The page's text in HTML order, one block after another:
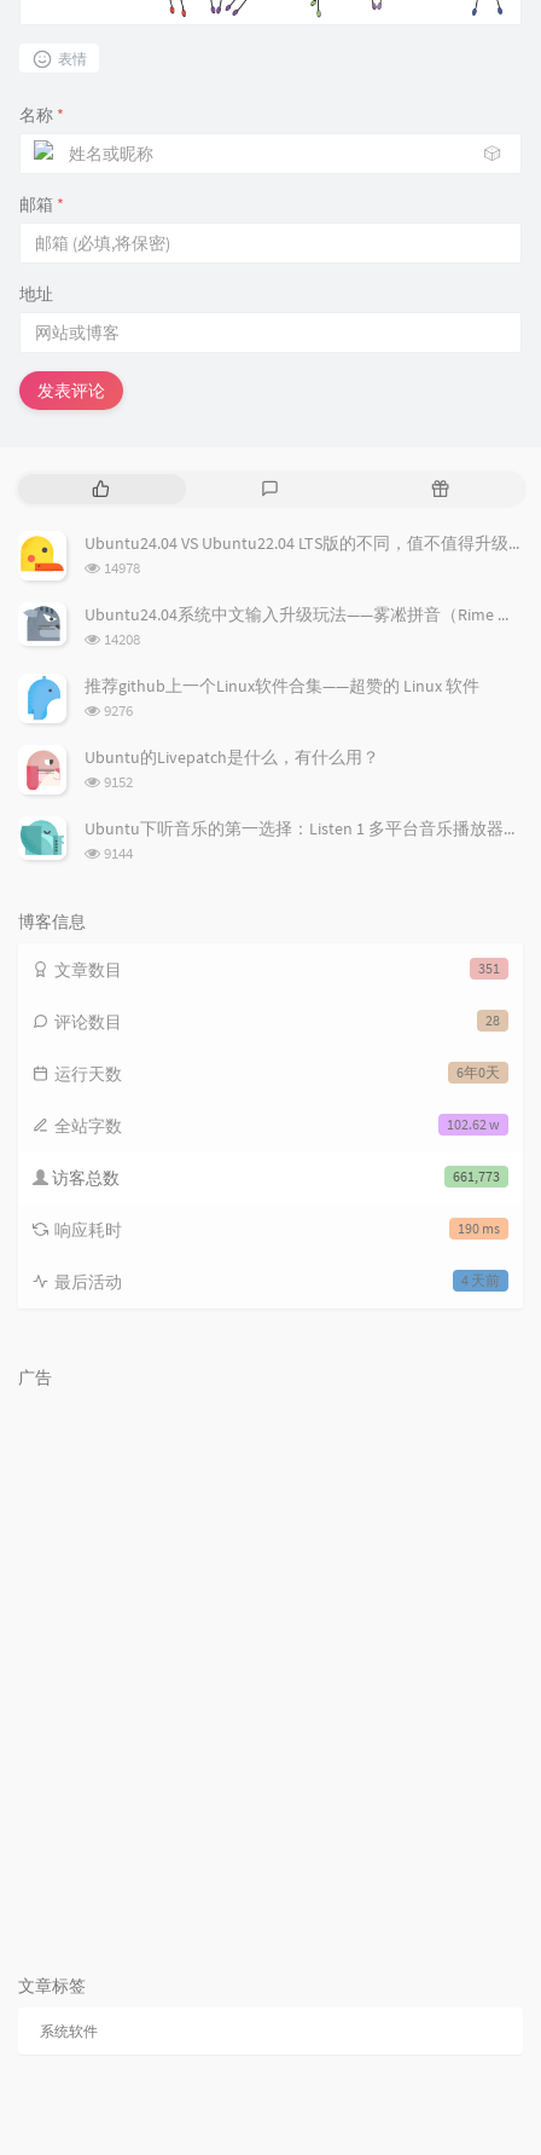
表情
名称 *
🎲
邮箱 *
地址
发表评论
热
评
随
文
章
Ubuntu24.04 VS Ubuntu22.04 LTS版的不同，值不值得升级？
浏
次
14978
Ubuntu24.04系统中文输入升级玩法——雾凇拼音（Rime 配置）
浏
次
数:
14208
推荐github上一个Linux软件合集——超赞的 Linux 软件
浏
次
9276
Ubuntu的Livepatch是什么，有什么用？
浏
次
9152
Ubuntu下听音乐的第一选择：Listen 1 多平台音乐播放器，所有免费音乐一应俱全！
浏
9144
博客信息
351
文章数目
28
评论数目
6年0天
运行天数
102.62 w
全站字数
661,773
访客总数
190 ms
响应耗时
4 天前
最后活动
广告
文章标签
系统软件